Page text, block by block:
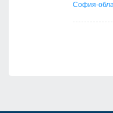
София-